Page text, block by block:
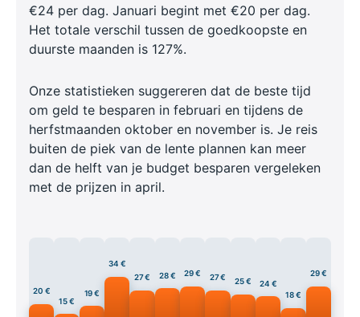
€24 per dag. Januari begint met €20 per dag.
Het totale verschil tussen de goedkoopste en
duurste maanden is 127%.
Onze statistieken suggereren dat de beste tijd
om geld te besparen in februari en tijdens de
herfstmaanden oktober en november is. Je reis
buiten de piek van de lente plannen kan meer
dan de helft van je budget besparen vergeleken
met de prijzen in april.
20 €
15 €
19 €
34 €
27 € 28 € 29 € 27 € 25 € 24 €
18 €
29 €